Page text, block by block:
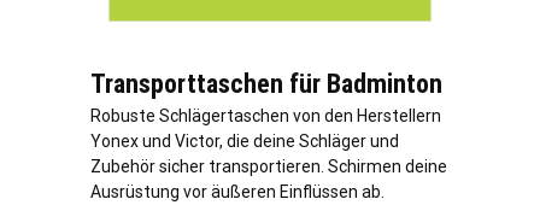
Transporttaschen für Badminton
Robuste Schlägertaschen von den Herstellern
Yonex und Victor, die deine Schläger und
Zubehör sicher transportieren. Schirmen deine
Ausrüstung vor äußeren Einflüssen ab.